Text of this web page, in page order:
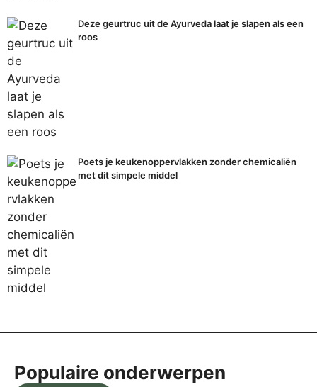
Deze geurtruc uit de Ayurveda laat je slapen als een
roos
Poets je keukenoppervlakken zonder chemicaliën
met dit simpele middel
Populaire onderwerpen